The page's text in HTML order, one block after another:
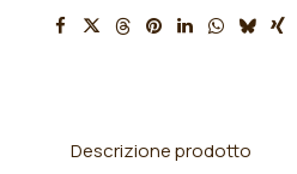
Descrizione prodotto